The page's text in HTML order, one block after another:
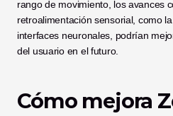
rango de movimiento, los avances
retroalimentación sensorial, como
interfaces neuronales, podrían
del usuario en el futuro.
Cómo mejora